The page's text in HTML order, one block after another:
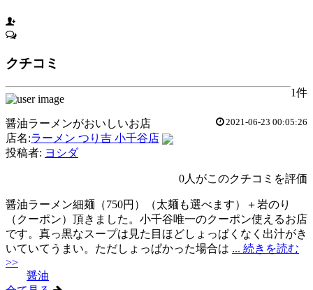
クチコミ
1件
2021-06-23 00:05:26
醤油ラーメンがおいしいお店
店名:ラーメン つり吉 小千谷店
投稿者: ヨシダ
0人がこのクチコミを評価
醤油ラーメン細麺（750円）（太麺も選べます）＋岩のり
（クーポン）頂きました。小千谷唯一のクーポン使えるお店
です。真っ黒なスープは見た目ほどしょっぱくなく出汁がき
いていてうまい。ただしょっぱかった場合は ... 続きを読む
>>
醤油